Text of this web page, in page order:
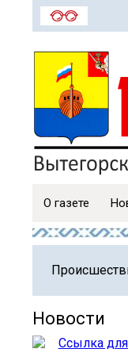
О газете
Новости